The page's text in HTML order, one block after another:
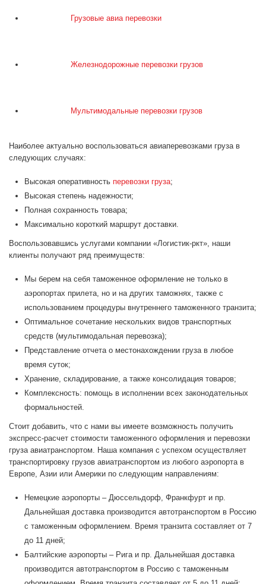
Грузовые авиа перевозки
Железнодорожные перевозки грузов
Мультимодальные перевозки грузов
Наиболее актуально воспользоваться авиаперевозками груза в
следующих случаях:
Высокая оперативность перевозки груза;
Высокая степень надежности;
Полная сохранность товара;
Максимально короткий маршрут доставки.
Воспользовавшись услугами компании «Логистик-ркт», наши
клиенты получают ряд преимуществ:
Мы берем на себя таможенное оформление не только в
аэропортах прилета, но и на других таможнях, также с
использованием процедуры внутреннего таможенного транзита;
Оптимальное сочетание нескольких видов транспортных
средств (мультимодальная перевозка);
Представление отчета о местонахождении груза в любое
время суток;
Хранение, складирование, а также консолидация товаров;
Комплексность: помощь в исполнении всех законодательных
формальностей.
Стоит добавить, что с нами вы имеете возможность получить
экспресс-расчет стоимости таможенного оформления и перевозки
груза авиатранспортом. Наша компания с успехом осуществляет
транспортировку грузов авиатранспортом из любого аэропорта в
Европе, Азии или Америки по следующим направлениям:
Немецкие аэропорты – Дюссельдорф, Франкфурт и пр.
Дальнейшая доставка производится автотранспортом в Россию
с таможенным оформлением. Время транзита составляет от 7
до 11 дней;
Балтийские аэропорты – Рига и пр. Дальнейшая доставка
производится автотранспортом в Россию с таможенным